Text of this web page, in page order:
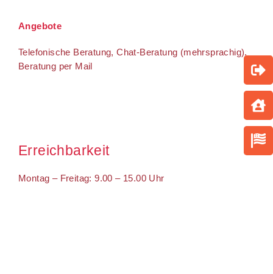
Angebote
Telefonische Beratung, Chat-Beratung (mehrsprachig),
Beratung per Mail
Erreichbarkeit
Montag – Freitag: 9.00 – 15.00 Uhr